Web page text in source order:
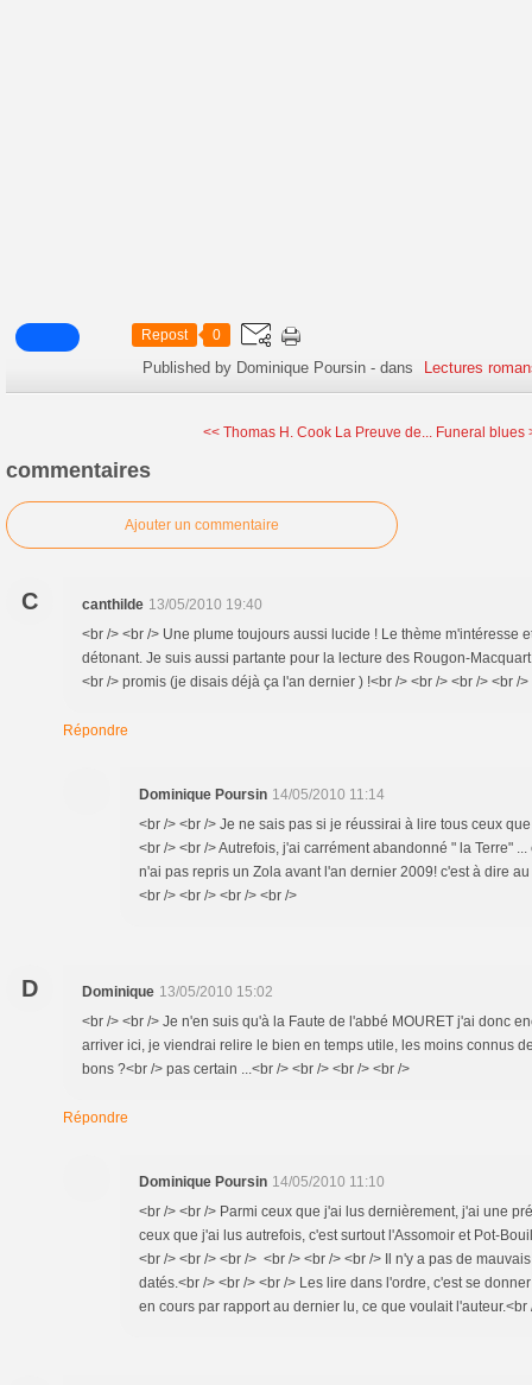
Repost 0
Published by Dominique Poursin -dans Lectures
<< Thomas H. Cook La Preuve de... Funeral blues
commentaires
Ajouter un commentaire
C canthilde 13/05/2010 19:40
<br /> <br /> Une plume toujours aussi lucide ! Le thème m'intéresse
détonant. Je suis aussi partante pour la lecture des Rougon-
<br /> promis (je disais déjà ça l'an dernier ) !<br /> <br /> <br /> <br />
Répondre
Dominique Poursin 14/05/2010 11:14
<br /> <br /> Je ne sais pas si je réussirai à lire tous ceux
<br /> <br /> Autrefois, j'ai carrément abandonné " la Terre"
n'ai pas repris un Zola avant l'an dernier 2009! c'est à dire
<br /> <br /> <br /> <br />
D Dominique 13/05/2010 15:02
<br /> <br /> Je n'en suis qu'à la Faute de l'abbé MOURET j'ai donc
arriver ici, je viendrai relire le bien en temps utile, les moins connus
bons ?<br /> pas certain ...<br /> <br /> <br /> <br />
Répondre
Dominique Poursin 14/05/2010 11:10
<br /> <br /> Parmi ceux que j'ai lus dernièrement, j'ai une
ceux que j'ai lus autrefois, c'est surtout l'Assomoir et Pot-
<br /> <br /> <br /> <br /> <br /> <br /> Il n'y a pas de
datés.<br /> <br /> <br /> Les lire dans l'ordre, c'est se
en cours par rapport au dernier lu, ce que voulait l'auteur.<br